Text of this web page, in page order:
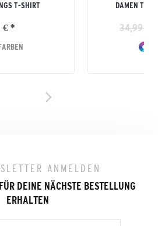
T-SHIRT
€ *
DAMEN
34,99 € *
ANMELDEN
FÜR DEINE NÄCHSTE BESTELLUNG
ERHALTEN